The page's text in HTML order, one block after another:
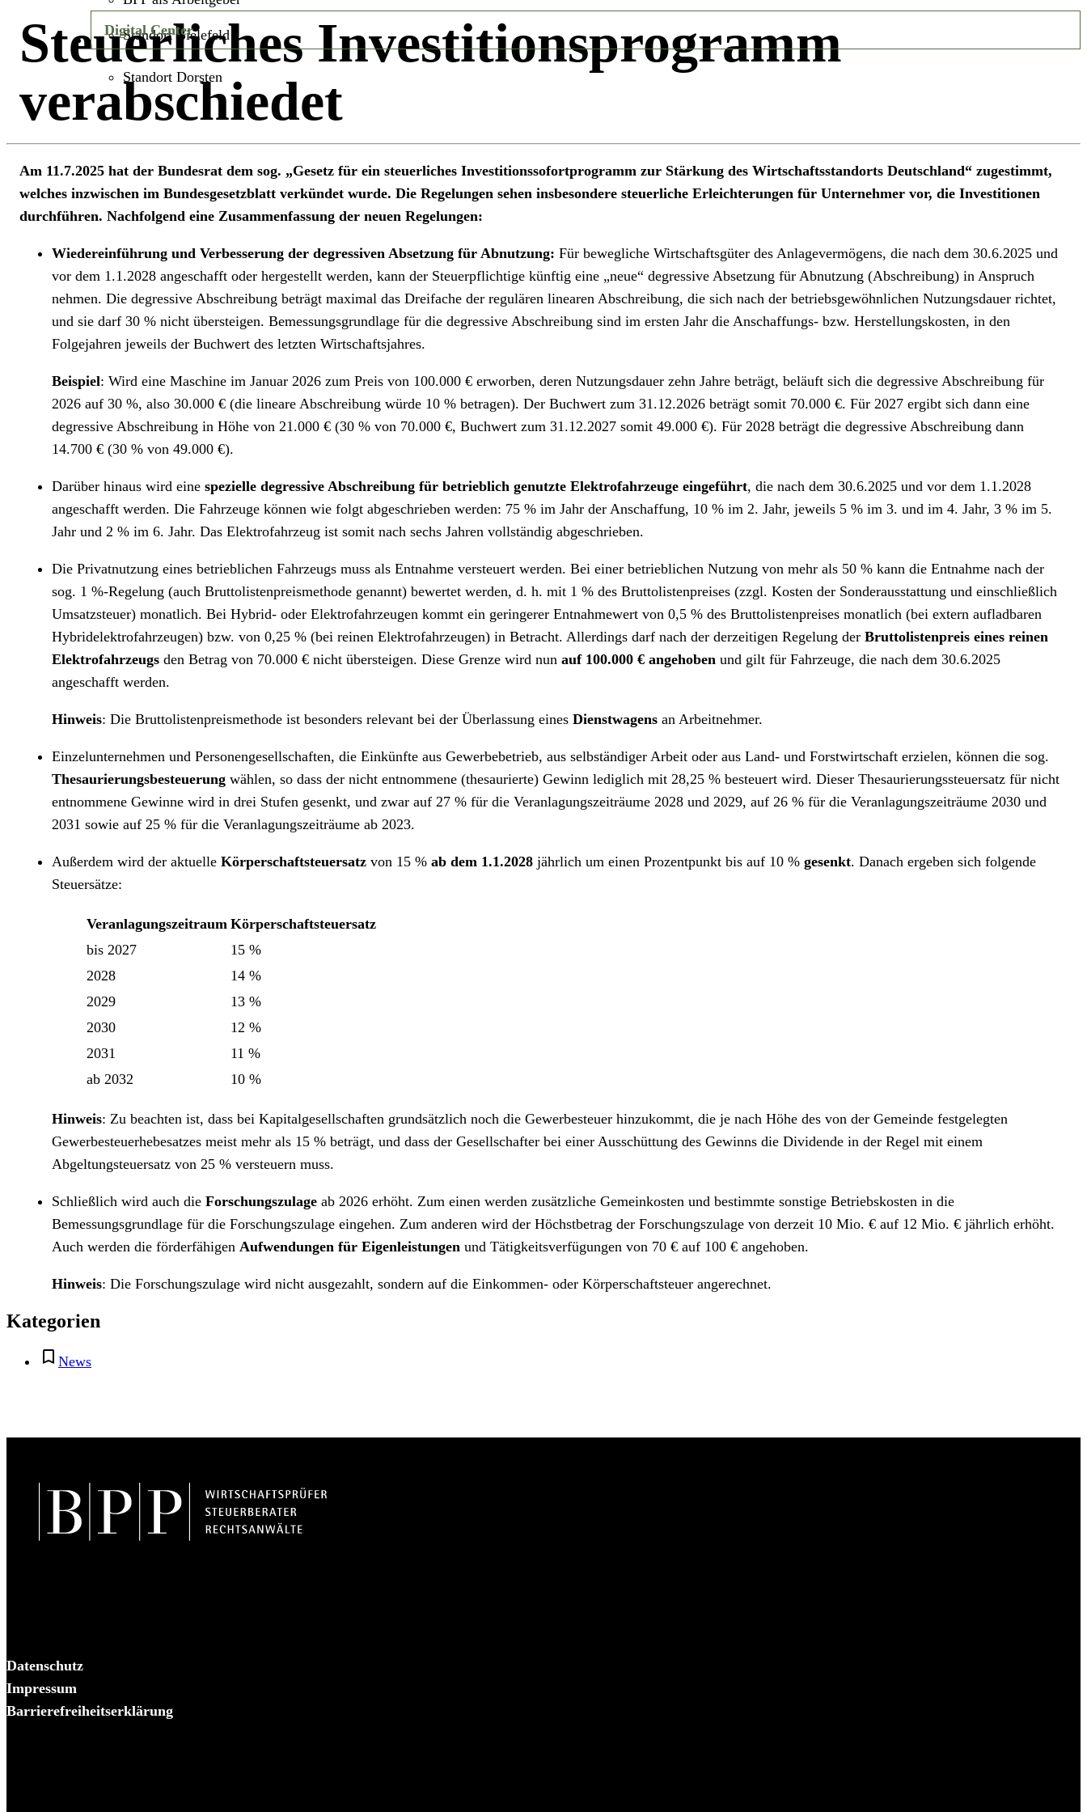
Standort Bielefeld
Standort Dorsten
Digital Center
Steuerliches Investitionsprogramm
verabschiedet
Am 11.7.2025 hat der Bundesrat dem sog. „Gesetz für ein steuerliches Investitionssofortprogramm zur Stärkung des Wirtschaftsstandorts Deutschland“ zugestimmt,
welches inzwischen im Bundesgesetzblatt verkündet wurde. Die Regelungen sehen insbesondere steuerliche Erleichterungen für Unternehmer vor, die Investitionen
durchführen. Nachfolgend eine Zusammenfassung der neuen Regelungen:
Wiedereinführung und Verbesserung der degressiven Absetzung für Abnutzung: Für bewegliche Wirtschaftsgüter des Anlagevermögens, die nach dem 30.6.2025 und
vor dem 1.1.2028 angeschafft oder hergestellt werden, kann der Steuerpflichtige künftig eine „neue“ degressive Absetzung für Abnutzung (Abschreibung) in Anspruch
nehmen. Die degressive Abschreibung beträgt maximal das Dreifache der regulären linearen Abschreibung, die sich nach der betriebsgewöhnlichen Nutzungsdauer richtet,
und sie darf 30 % nicht übersteigen. Bemessungsgrundlage für die degressive Abschreibung sind im ersten Jahr die Anschaffungs- bzw. Herstellungskosten, in den
Folgejahren jeweils der Buchwert des letzten Wirtschaftsjahres.
Beispiel: Wird eine Maschine im Januar 2026 zum Preis von 100.000 € erworben, deren Nutzungsdauer zehn Jahre beträgt, beläuft sich die degressive Abschreibung für
2026 auf 30 %, also 30.000 € (die lineare Abschreibung würde 10 % betragen). Der Buchwert zum 31.12.2026 beträgt somit 70.000 €. Für 2027 ergibt sich dann eine
degressive Abschreibung in Höhe von 21.000 € (30 % von 70.000 €, Buchwert zum 31.12.2027 somit 49.000 €). Für 2028 beträgt die degressive Abschreibung dann
14.700 € (30 % von 49.000 €).
Darüber hinaus wird eine spezielle degressive Abschreibung für betrieblich genutzte Elektrofahrzeuge eingeführt, die nach dem 30.6.2025 und vor dem 1.1.2028
angeschafft werden. Die Fahrzeuge können wie folgt abgeschrieben werden: 75 % im Jahr der Anschaffung, 10 % im 2. Jahr, jeweils 5 % im 3. und im 4. Jahr, 3 % im 5.
Jahr und 2 % im 6. Jahr. Das Elektrofahrzeug ist somit nach sechs Jahren vollständig abgeschrieben.
Die Privatnutzung eines betrieblichen Fahrzeugs muss als Entnahme versteuert werden. Bei einer betrieblichen Nutzung von mehr als 50 % kann die Entnahme nach der
sog. 1 %-Regelung (auch Bruttolistenpreismethode genannt) bewertet werden, d. h. mit 1 % des Bruttolistenpreises (zzgl. Kosten der Sonderausstattung und einschließlich
Umsatzsteuer) monatlich. Bei Hybrid- oder Elektrofahrzeugen kommt ein geringerer Entnahmewert von 0,5 % des Bruttolistenpreises monatlich (bei extern aufladbaren
Hybridelektrofahrzeugen) bzw. von 0,25 % (bei reinen Elektrofahrzeugen) in Betracht. Allerdings darf nach der derzeitigen Regelung der Bruttolistenpreis eines reinen
Elektrofahrzeugs den Betrag von 70.000 € nicht übersteigen. Diese Grenze wird nun auf 100.000 € angehoben und gilt für Fahrzeuge, die nach dem 30.6.2025
angeschafft werden.
Hinweis: Die Bruttolistenpreismethode ist besonders relevant bei der Überlassung eines Dienstwagens an Arbeitnehmer.
Einzelunternehmen und Personengesellschaften, die Einkünfte aus Gewerbebetrieb, aus selbständiger Arbeit oder aus Land- und Forstwirtschaft erzielen, können die sog.
Thesaurierungsbesteuerung wählen, so dass der nicht entnommene (thesaurierte) Gewinn lediglich mit 28,25 % besteuert wird. Dieser Thesaurierungssteuersatz für nicht
entnommene Gewinne wird in drei Stufen gesenkt, und zwar auf 27 % für die Veranlagungszeiträume 2028 und 2029, auf 26 % für die Veranlagungszeiträume 2030 und
2031 sowie auf 25 % für die Veranlagungszeiträume ab 2023.
Außerdem wird der aktuelle Körperschaftsteuersatz von 15 % ab dem 1.1.2028 jährlich um einen Prozentpunkt bis auf 10 % gesenkt. Danach ergeben sich folgende
Steuersätze:
Veranlagungszeitraum Körperschaftsteuersatz
bis 2027
15 %
2028
14 %
2029
13 %
2030
12 %
2031
11 %
ab 2032
10 %
Hinweis: Zu beachten ist, dass bei Kapitalgesellschaften grundsätzlich noch die Gewerbesteuer hinzukommt, die je nach Höhe des von der Gemeinde festgelegten
Gewerbesteuerhebesatzes meist mehr als 15 % beträgt, und dass der Gesellschafter bei einer Ausschüttung des Gewinns die Dividende in der Regel mit einem
Abgeltungsteuersatz von 25 % versteuern muss.
Schließlich wird auch die Forschungszulage ab 2026 erhöht. Zum einen werden zusätzliche Gemeinkosten und bestimmte sonstige Betriebskosten in die
Bemessungsgrundlage für die Forschungszulage eingehen. Zum anderen wird der Höchstbetrag der Forschungszulage von derzeit 10 Mio. € auf 12 Mio. € jährlich erhöht.
Auch werden die förderfähigen Aufwendungen für Eigenleistungen und Tätigkeitsverfügungen von 70 € auf 100 € angehoben.
Hinweis: Die Forschungszulage wird nicht ausgezahlt, sondern auf die Einkommen- oder Körperschaftsteuer angerechnet.
Kategorien
News
Datenschutz
Impressum
Barrierefreiheitserklärung